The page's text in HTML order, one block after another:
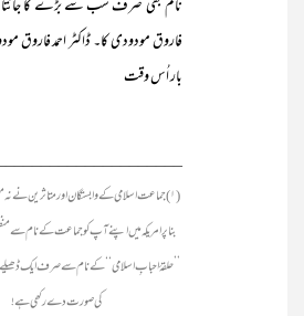
نام بھی صرف سب سے بڑے کا جانتا
فاروق مودودی کا۔ ڈاکٹر احمد فاروق
بار اُس وقت
(۱) جماعت اسلامی کے وابستگان اور متاثرین نے
بنا پر امریکہ میں اپنے آپ کو جماعت کے نام سے
’’حلقۂ احبابِ اسلامی‘‘ کے نام سے صرف ایک
کی صورت دے رکھی ہے!